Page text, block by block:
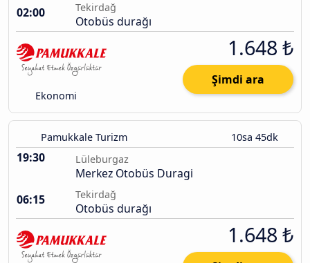
02:00
Tekirdağ
Otobüs durağı
Ekonomi
1.648 ₺
Şimdi ara
Pamukkale Turizm 10sa 45dk
19:30 Lüleburgaz
Merkez Otobüs Duragi
06:15
Tekirdağ
Otobüs durağı
1.648 ₺